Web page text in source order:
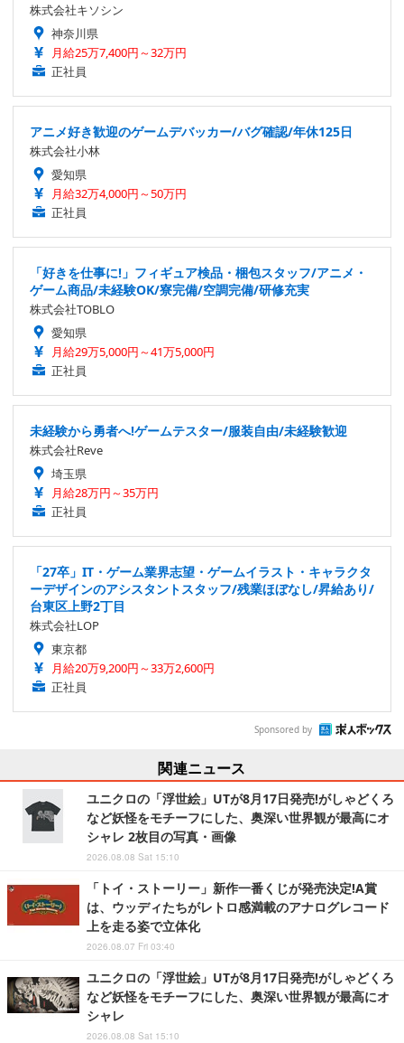
株式会社キソシン
神奈川県
月給25万7,400円～32万円
正社員
アニメ好き歓迎のゲームデバッカー/バグ確認/年休125日
株式会社小林
愛知県
月給32万4,000円～50万円
正社員
「好きを仕事に!」フィギュア検品・梱包スタッフ/アニメ・
ゲーム商品/未経験OK/寮完備/空調完備/研修充実
株式会社TOBLO
愛知県
月給29万5,000円～41万5,000円
正社員
未経験から勇者へ!ゲームテスター/服装自由/未経験歓迎
株式会社Reve
埼玉県
月給28万円～35万円
正社員
「27卒」IT・ゲーム業界志望・ゲームイラスト・キャラクタ
ーデザインのアシスタントスタッフ/残業ほぼなし/昇給あり/
台東区上野2丁目
株式会社LOP
東京都
月給20万9,200円～33万2,600円
正社員
Sponsored by
関連ニュース
ユニクロの「浮世絵」UTが8月17日発売!がしゃどくろ
など妖怪をモチーフにした、奥深い世界観が最高にオ
シャレ 2枚目の写真・画像
2026.08.08 Sat 15:10
「トイ・ストーリー」新作一番くじが発売決定!A賞
は、ウッディたちがレトロ感満載のアナログレコード
上を走る姿で立体化
2026.08.07 Fri 03:40
ユニクロの「浮世絵」UTが8月17日発売!がしゃどくろ
など妖怪をモチーフにした、奥深い世界観が最高にオ
シャレ
2026.08.08 Sat 15:10